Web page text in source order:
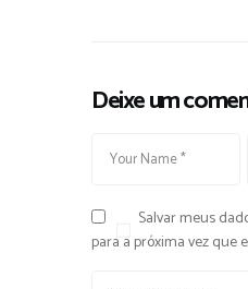
Deixe um
Salvar meus
para a próxima vez que